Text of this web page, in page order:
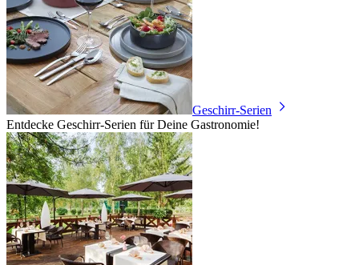
Geschirr-Serien
Entdecke Geschirr-Serien für Deine Gastronomie!